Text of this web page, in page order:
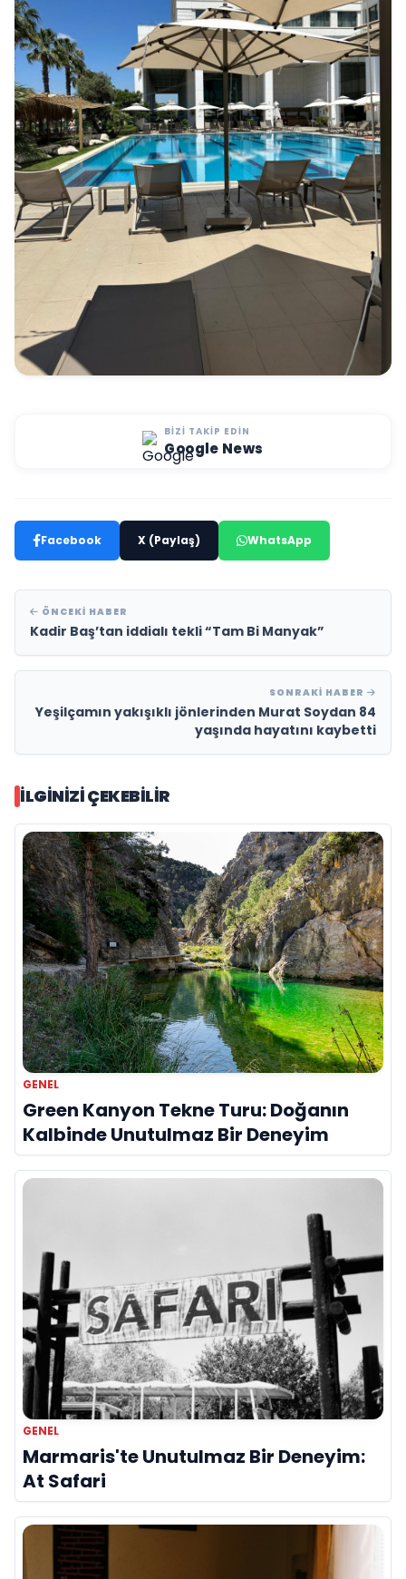
BIZI TAKIP EDIN
Google News
Facebook X (Paylaş) WhatsApp
ÖNCEKI HABER
Kadir Baş’tan iddialı tekli “Tam Bi Manyak”
SONRAKI HABER
Yeşilçamın yakışıklı jönlerinden Murat Soydan 84
yaşında hayatını kaybetti
İLGINIZI ÇEKEBILIR
GENEL
Green Kanyon Tekne Turu: Doğanın
Kalbinde Unutulmaz Bir Deneyim
GENEL
Marmaris'te Unutulmaz Bir Deneyim:
At Safari